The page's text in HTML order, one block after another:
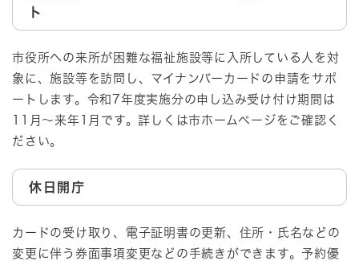
ト
市役所への来所が困難な福祉施設等に入所している人を対
象に、施設等を訪問し、マイナンバーカードの申請をサポ
ートします。令和7年度実施分の申し込み受け付け期間は
11月～来年1月です。詳しくは市ホームページをご確認く
ださい。
休日開庁
カードの受け取り、電子証明書の更新、住所・氏名などの
変更に伴う券面事項変更などの手続きができます。予約優